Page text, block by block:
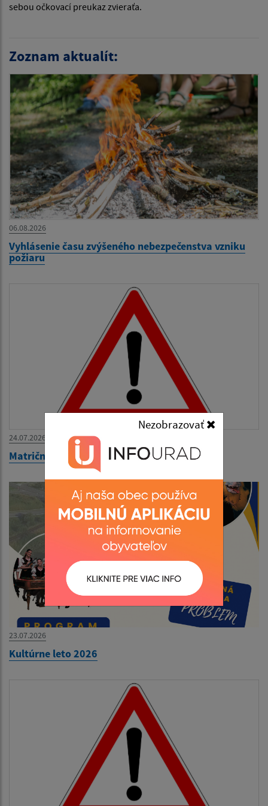
Nezobrazovať
sebou očkovací preukaz zvieraťa.
Zoznam aktualít:
06.08.2026
Vyhlásenie času zvýšeného nebezpečenstva vzniku
požiaru
24.07.2026
Matričný úrad zatvorený 27.07.-31.07.2026
23.07.2026
Kultúrne leto 2026